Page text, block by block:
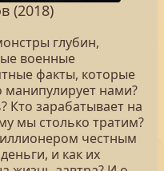
(2018)
глубин,
военные
факты, которые
манипулирует нами?
Кто зарабатывает на
мы столько тратим?
честным
и как их